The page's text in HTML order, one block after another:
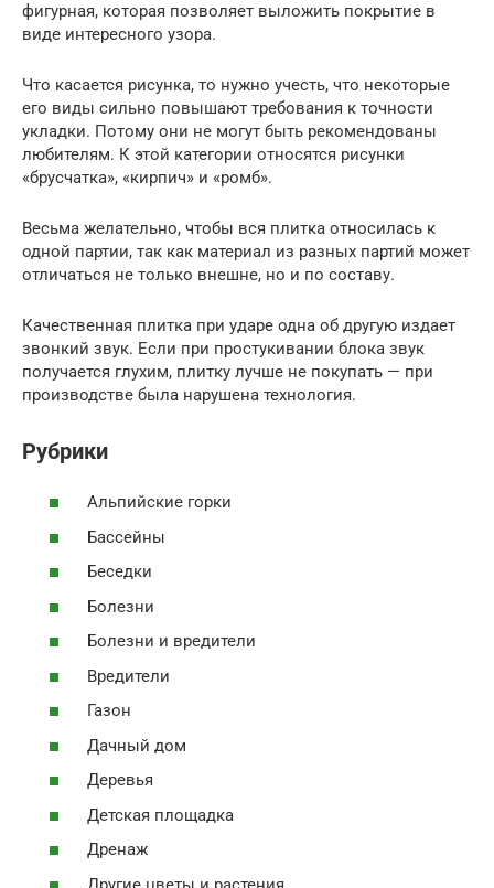
фигурная, которая позволяет выложить покрытие в
виде интересного узора.
Что касается рисунка, то нужно учесть, что некоторые
его виды сильно повышают требования к точности
укладки. Потому они не могут быть рекомендованы
любителям. К этой категории относятся рисунки
«брусчатка», «кирпич» и «ромб».
Весьма желательно, чтобы вся плитка относилась к
одной партии, так как материал из разных партий может
отличаться не только внешне, но и по составу.
Качественная плитка при ударе одна об другую издает
звонкий звук. Если при простукивании блока звук
получается глухим, плитку лучше не покупать — при
производстве была нарушена технология.
Рубрики
Альпийские горки
Бассейны
Беседки
Болезни
Болезни и вредители
Вредители
Газон
Дачный дом
Деревья
Детская площадка
Дренаж